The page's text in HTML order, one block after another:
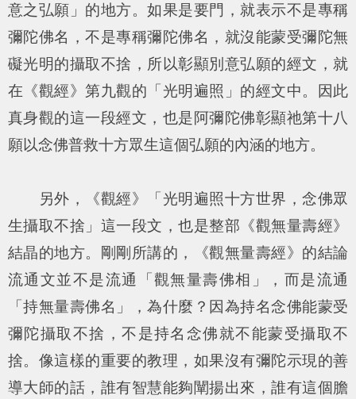
意之弘願」的地方。如果是要門，就表示不是專稱
彌陀佛名，不是專稱彌陀佛名，就沒能蒙受彌陀無
礙光明的攝取不捨，所以彰顯別意弘願的經文，就
在《觀經》第九觀的「光明遍照」的經文中。因此
真身觀的這一段經文，也是阿彌陀佛彰顯祂第十八
願以念佛普救十方眾生這個弘願的內涵的地方。
另外，《觀經》「 光明遍照十方世界，念佛眾
生攝取不捨 」這一段文，也是整部《觀無量壽經》
結晶的地方。剛剛所講的，《觀無量壽經》的結論
流通文並不是流通「觀無量壽佛相」，而是流通
「持無量壽佛名」，為什麼？因為持名念佛能蒙受
彌陀攝取不捨，不是持名念佛就不能蒙受攝取不
捨。像這樣的重要的教理，如果沒有彌陀示現的善
導大師的話，誰有智慧能夠闡揚出來，誰有這個膽